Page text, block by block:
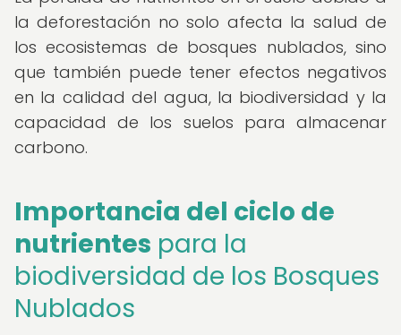
la deforestación no solo afecta la salud de
los ecosistemas de bosques nublados, sino
que también puede tener efectos negativos
en la calidad del agua, la biodiversidad y la
capacidad de los suelos para almacenar
carbono.
Importancia del ciclo de
nutrientes para la
biodiversidad de los Bosques
Nublados